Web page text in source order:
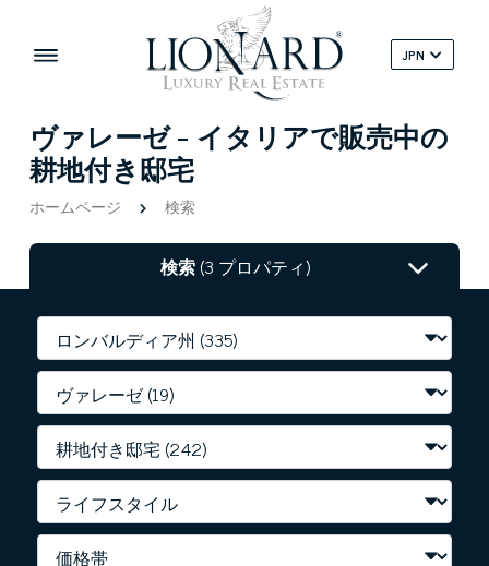
JPN
ヴァレーゼ - イタリアで販売中の
耕地付き邸宅
ホームページ 検索
検索(3 プロパティ)